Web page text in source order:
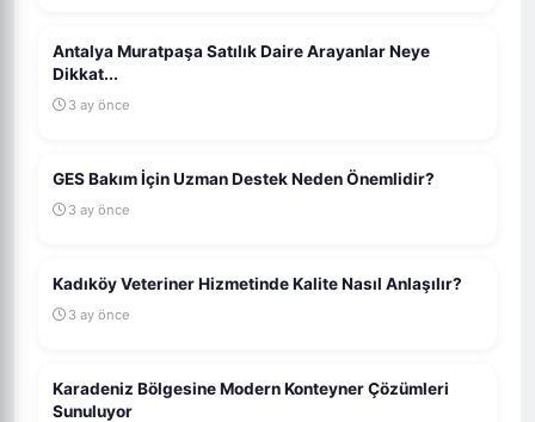
Antalya Muratpaşa Satılık Daire Arayanlar Neye
Dikkat...
3 ay önce
GES Bakım İçin Uzman Destek Neden Önemlidir?
3 ay önce
Kadıköy Veteriner Hizmetinde Kalite Nasıl Anlaşılır?
3 ay önce
Karadeniz Bölgesine Modern Konteyner Çözümleri
Sunuluyor